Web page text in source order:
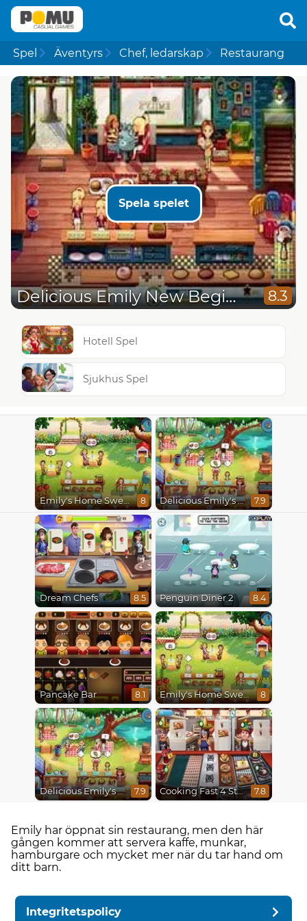
Spel Äventyrs Chef, ledarskap Restaurang
Spela spelet
Delicious Emily New Beginning 8.3
Hotell Spel
Sjukhus Spel
Emily's Home Sweet Home 8 Delicious Emily's Hopes And Fears 7.9
Dream Chefs 8.5 Penguin Diner 2 8.4
Pancake Bar 8.1 Emily's Home Sweet Home 8
Delicious Emily's Hopes And Fears 7.9 Cooking Fast 4 Steak 7.8
Emily har öppnat sin restaurang, men den här
gången kommer att servera kaffe, munkar,
hamburgare och mycket mer när du tar hand om
ditt barn.
Integritetspolicy